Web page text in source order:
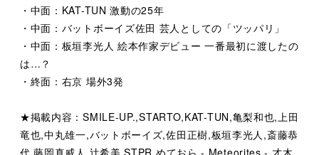
・中面：KAT-TUN 激動の25年
・中面：バットボーイズ佐田 芸人としての「ツッパリ」
・中面：板垣李光人 絵本作家デビュー 一番最初に渡したの
は…？
・終面：右京 場外3発
★掲載内容：SMILE-UP.,STARTO,KAT-TUN,亀梨和也,上田
竜也,中丸雄一,バットボーイズ,佐田正樹,板垣李光人,斎藤恭
代,藤岡真威人,辻希美,STPR,めておら - Meteorites -,才木